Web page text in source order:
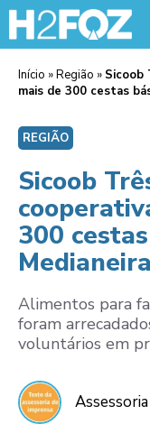
Início »Região » Sicoob
mais de 300 cestas
REGIÃO
Sicoob
300
Medianeira
Alimentos para
foram
voluntários em
Assessoria